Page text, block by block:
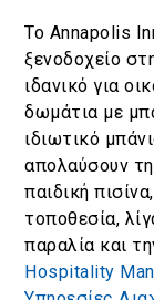
Το Annapolis
ξενοδοχείο
ιδανικό για
δωμάτια με
ιδιωτικό
απολαύσουν
παιδική
τοποθεσία,
παραλία και
Hospitality